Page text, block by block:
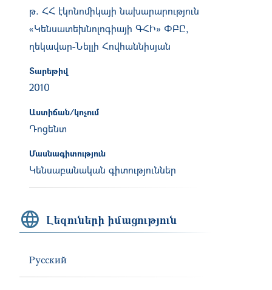
թ. ՀՀ էկոնոմիկայի նախարարություն
«Կենսատեխնոլոգիայի ԳՀԻ» ՓԲԸ,
ղեկավար-Նելլի Հովհաննիսյան
Տարեթիվ
2010
Աստիճան/կոչում
Դոցենտ
Մասնագիտություն
Կենսաբանական գիտություններ
Լեզուների իմացություն
Русский